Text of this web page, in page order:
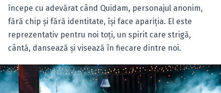
începe cu adevărat când Quidam, personajul anonim,
fără chip şi fără identitate, îşi face apariţia. El este
reprezentativ pentru noi toţi, un spirit care strigă,
cântă, dansează şi visează în fiecare dintre noi.